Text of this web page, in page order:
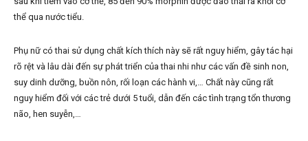
thể qua nước tiểu.
Phụ nữ có thai sử dụng chất kích thích này sẽ rất nguy hiểm, gây tác hại
rõ rệt và lâu dài đến sự phát triển của thai nhi như các vấn đề sinh non,
suy dinh dưỡng, buồn nôn, rối loạn các hành vi,… Chất này cũng rất
nguy hiểm đối với các trẻ dưới 5 tuổi, dẫn đến các tình trạng tổn thương
não, hen suyễn,…